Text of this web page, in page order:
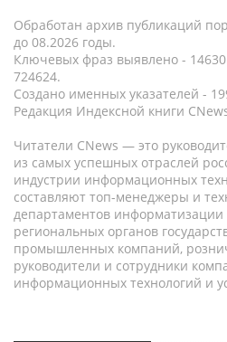
Обработан архив публикаций
до 08.2026 годы.
Ключевых фраз выявлено -
724624.
Создано именных указателей -
Редакция Индексной книги
Читатели CNews — это
из самых успешных отраслей
индустрии информационных
составляют топ-менеджеры и
департаментов
региональных органов
промышленных компаний,
руководители и сотрудники
информационных технологий и